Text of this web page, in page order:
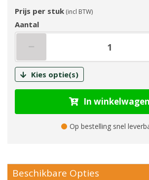
Prijs per stuk (incl BTW)
Aantal
Kies optie(s)
In winkelwagen
Op bestelling snel
Beschikbare Opties